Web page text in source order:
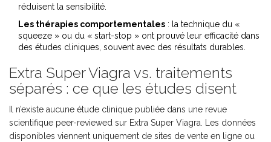
réduisent la sensibilité.
Les thérapies comportementales : la technique du «
squeeze » ou du « start-stop » ont prouvé leur efficacité dans
des études cliniques, souvent avec des résultats durables.
Extra Super Viagra vs. traitements
séparés : ce que les études disent
Il n’existe aucune étude clinique publiée dans une revue
scientifique peer-reviewed sur Extra Super Viagra. Les données
disponibles viennent uniquement de sites de vente en ligne ou